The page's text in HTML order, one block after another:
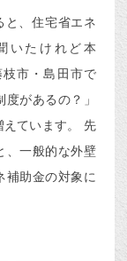
と、住宅省エネ
いたけれど本
市・島田市で
があるの？」
えています。 先
、一般的な外壁
補助金の対象に